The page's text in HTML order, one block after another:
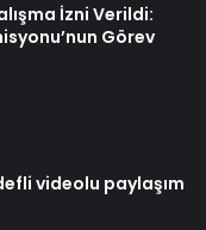
İzni Verildi:
Görev
videolu paylaşım